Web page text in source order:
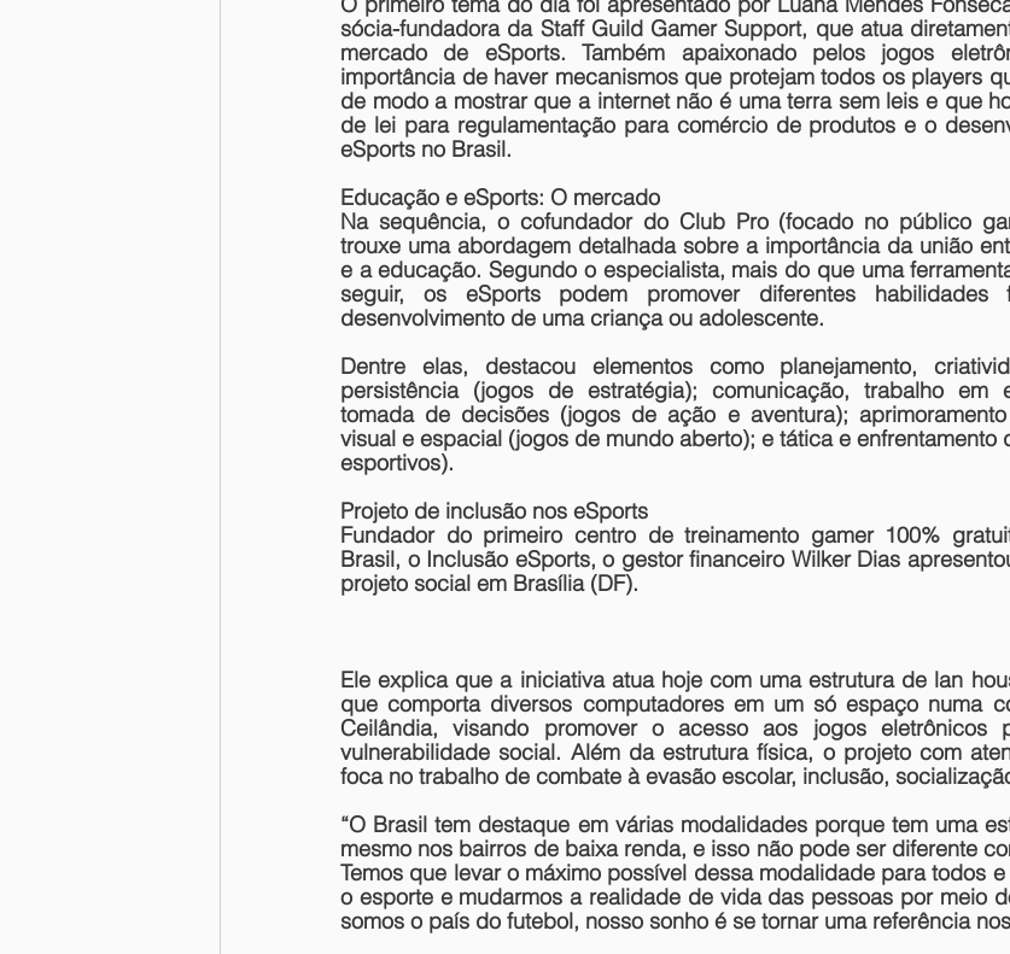
sócia-fundadora da Staff Guild Gamer Support, que atua
mercado de eSports. Também apaixonado pelos jogos
importância de haver mecanismos que protejam todos os players
de modo a mostrar que a internet não é uma terra sem leis e que
de lei para regulamentação para comércio de produtos e o
eSports no Brasil.
Educação e eSports: O mercado
Na sequência, o cofundador do Club Pro (focado no público
trouxe uma abordagem detalhada sobre a importância da união
e a educação. Segundo o especialista, mais do que uma
seguir, os eSports podem promover diferentes habilidades
desenvolvimento de uma criança ou adolescente.
Dentre elas, destacou elementos como planejamento,
persistência (jogos de estratégia); comunicação, trabalho em
tomada de decisões (jogos de ação e aventura);
visual e espacial (jogos de mundo aberto); e tática e enfrentamento
esportivos).
Projeto de inclusão nos eSports
Fundador do primeiro centro de treinamento gamer 100%
Brasil, o Inclusão eSports, o gestor financeiro Wilker Dias
projeto social em Brasília (DF).
Ele explica que a iniciativa atua hoje com uma estrutura de lan
que comporta diversos computadores em um só espaço numa
Ceilândia, visando promover o acesso aos jogos eletrônicos
vulnerabilidade social. Além da estrutura física, o projeto com
foca no trabalho de combate à evasão escolar, inclusão,
“O Brasil tem destaque em várias modalidades porque tem uma
mesmo nos bairros de baixa renda, e isso não pode ser diferente
Temos que levar o máximo possível dessa modalidade para todos
o esporte e mudarmos a realidade de vida das pessoas por meio
somos o país do futebol, nosso sonho é se tornar uma referência